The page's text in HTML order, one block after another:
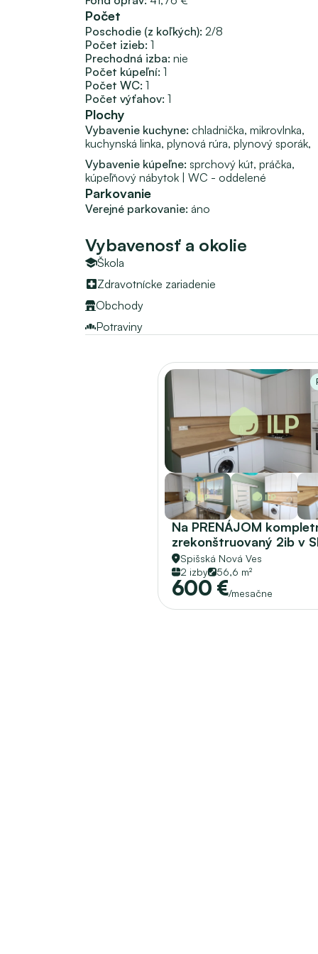
novej nehnuteľnosti, s jej predbežným
Ceny nehnuteľností sú stanovené majiteľmi a
servisom spojeným so zmenou bývania.
Počet
Poschodie (z koľkých): 2/8
Počet izieb: 1
Prechodná izba: nie
Počet kúpeľní: 1
Počet WC: 1
Počet výťahov: 1
Plochy
Vybavenie kuchyne: chladnička, mikrovlnka,
kuchynská linka, plynová rúra, plynový sporák,
Vybavenie kúpeľne: sprchový kút, práčka,
kúpeľňový nábytok
WC - oddelené
Parkovanie
Verejné parkovanie: áno
Vybavenosť a okolie
Škola
Zdravotnícke zariadenie
Obchody
Potraviny
Na PRENÁJOM
zrekonštruovaný 2ib v
sídl.Mier
Spišská Nová Ves
2 izby
56,6 m²
600 €/mesačne